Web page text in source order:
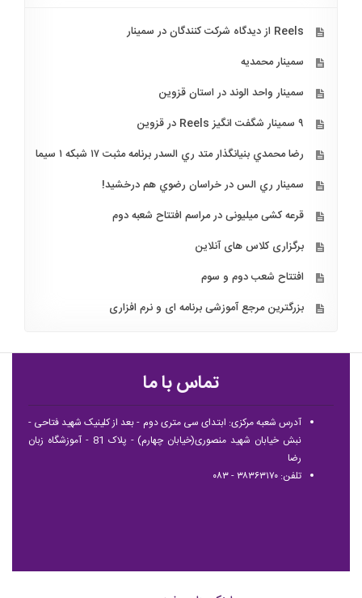
Reels از دیدگاه شرکت کنندگان در سمینار
سمینار محمدیه
سمینار واحد الوند در استان قزوین
۹ سمینار شگفت انگیز Reels در قزوین
رضا محمدي بنيانگذار متد ري السدر برنامه مثبت ۱۷ شبكه ۱ سيما
سمينار ري الس در خراسان رضوي هم درخشيد!
قرعه کشی میلیونی در مراسم افتتاح شعبه دوم
برگزاری کلاس های آنلاین
افتتاح شعب دوم و سوم
بزرگترین مرجع آموزشی برنامه ای و نرم افزاری
تماس با ما
آدرس شعبه مرکزی: ابتدای سی متری دوم - بعد از کلینیک شهید فتاحی -
نبش خیابان شهید منصوری(خیابان چهارم) - پلاک 81 - آموزشگاه زبان
رضا
تلفن: ۳۸۳۶۳۱۷۰ - ۰۸۳